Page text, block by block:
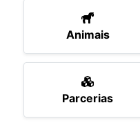
Animais
Parcerias